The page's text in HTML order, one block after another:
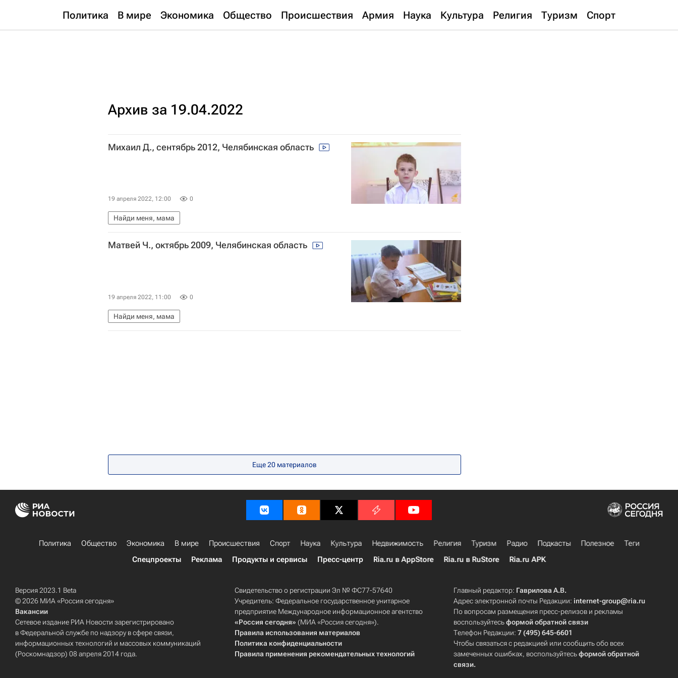
Политика В мире Экономика Общество Происшествия Армия Наука Культура Религия Туризм Спорт
Архив за 19.04.2022
Михаил Д., сентябрь 2012, Челябинская область
19 апреля 2022, 12:00 0
Найди меня, мама
Матвей Ч., октябрь 2009, Челябинская область
19 апреля 2022, 11:00 0
Найди меня, мама
Еще 20 материалов
Политика Общество Экономика В мире Происшествия Спорт Наука Культура Недвижимость Религия Туризм Радио Подкасты Полезное
Теги
Спецпроекты
Реклама Продукты и сервисы Пресс-центр Ria.ru в AppStore Ria.ru в RuStore Ria.ru APK
Версия 2023.1 Beta
© 2026 МИА «Россия сегодня»
Вакансии
Сетевое издание РИА Новости зарегистрировано
в Федеральной службе по надзору в сфере связи,
информационных технологий и массовых коммуникаций
(Роскомнадзор) 08 апреля 2014 года.
Свидетельство о регистрации Эл № ФС77-57640
Учредитель: Федеральное государственное унитарное
предприятие Международное информационное агентство
«Россия сегодня» (МИА «Россия сегодня»).
Правила использования материалов
Политика конфиденциальности
Правила применения рекомендательных технологий
Главный редактор: Гаврилова А.В.
Адрес электронной почты Редакции:internet-group@ria.ru
По вопросам размещения пресс-релизов и рекламы
воспользуйтесьформой обратной связи
Телефон Редакции:7 (495) 645-6601
Чтобы связаться с редакцией или сообщить обо всех
замеченных ошибках, воспользуйтесьформой обратной
связи.